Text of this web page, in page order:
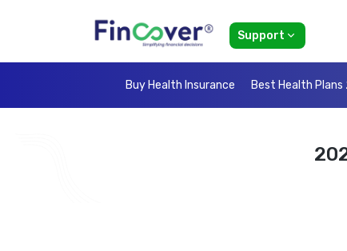
Support
Buy Health Insurance Best Health